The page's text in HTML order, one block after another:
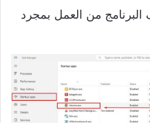
البرنامج من العمل بمجرد